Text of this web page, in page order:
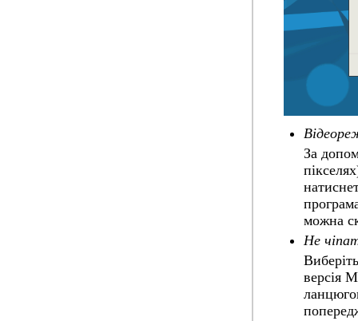
За
можна
Не
версія